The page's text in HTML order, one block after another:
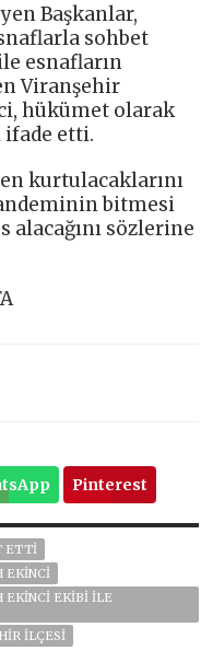
Başkanlar,
sohbet
esnafların
Viranşehir
hükümet olarak
ifade etti.
kurtulacaklarını
bitmesi
alacağını sözlerine
Pinterest
ETTI
EKINCI
EKINCI EKIBI ILE
İLÇESİ